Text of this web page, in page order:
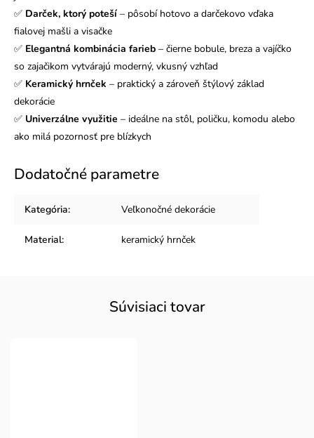
✅ Darček, ktorý poteší – pôsobí hotovo a darčekovo vďaka
fialovej mašli a visačke
✅ Elegantná kombinácia farieb – čierne bobule, breza a vajíčko
so zajačikom vytvárajú moderný, vkusný vzhľad
✅ Keramický hrnček – praktický a zároveň štýlový základ
dekorácie
✅ Univerzálne využitie – ideálne na stôl, poličku, komodu alebo
ako milá pozornosť pre blízkych
Dodatočné parametre
Kategória: Veľkonočné dekorácie
Material: keramický hrnček
Súvisiaci tovar